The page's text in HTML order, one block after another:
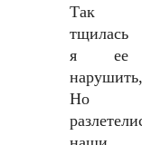
Так
тщилась
я ее
Но